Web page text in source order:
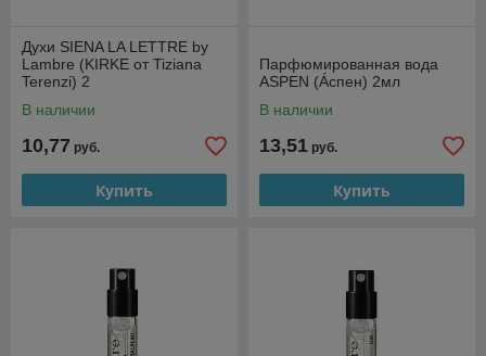
Духи SIENA LA LETTRE by
Lambre (KIRKE от Tiziana
Terenzi) 2
В наличии
10,77 руб.
Купить
Парфюмированная вода
ASPEN (Áспен) 2мл
В наличии
13,51 руб.
Купить